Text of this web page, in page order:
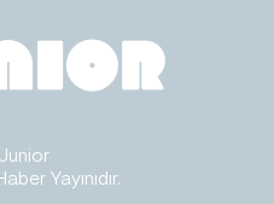
Yayınıdır.